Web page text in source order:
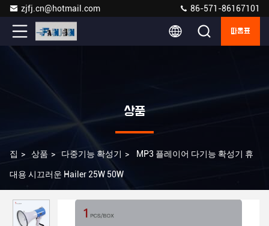
zjfj.cn@hotmail.com 86-571-86167101
따옴표
상품
집 > 상품 > 다중기능 확성기 > MP3 플레이어 다기능 확성기 휴
대용 시끄러운 Hailer 25W 50W